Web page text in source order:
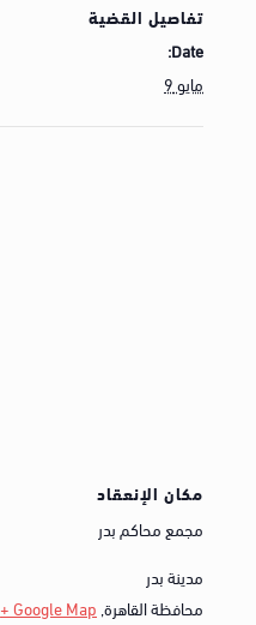
تفاصيل القضية
Date:
مايو 9
مكان الإنعقاد
مجمع محاكم بدر
مدينة بدر
محافظة القاهرة,
+ Google Map